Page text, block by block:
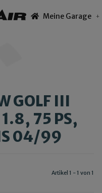
Meine Garage
GOLF III
75 PS,
04/99
Artikel 1 - 1 von 1